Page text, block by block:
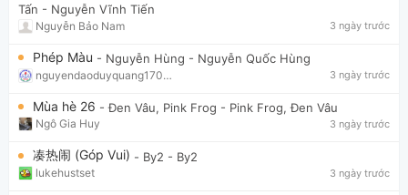
Tấn - Nguyễn Vĩnh Tiến
Nguyễn Bảo Nam 3 ngày trước
Phép Màu - Nguyễn Hùng - Nguyễn Quốc Hùng
nguyendaoduyquang17021 3 ngày trước
Mùa hè 26 - Đen Vâu, Pink Frog - Pink Frog, Đen Vâu
Ngô Gia Huy 3 ngày trước
凑热闹 (Góp Vui) - By2 - By2
lukehustset 3 ngày trước